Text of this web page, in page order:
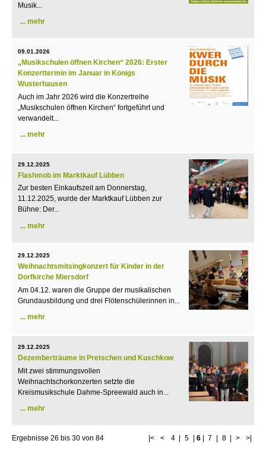
Musik...
mehr
09.01.2026
„Musikschulen öffnen Kirchen“ 2026: Erster
Konzerttermin im Januar in Königs
Wusterhausen
Auch im Jahr 2026 wird die Konzertreihe
„Musikschulen öffnen Kirchen“ fortgeführt und
verwandelt...
mehr
29.12.2025
Flashmob im Marktkauf Lübben
Zur besten Einkaufszeit am Donnerstag,
11.12.2025, wurde der Marktkauf Lübben zur
Bühne: Der...
mehr
29.12.2025
Weihnachtsmitsingkonzert für Kinder in der
Dorfkirche Miersdorf
Am 04.12. waren die Gruppe der musikalischen
Grundausbildung und drei Flötenschülerinnen in...
mehr
29.12.2025
Dezemberträume in Pretschen und Kuschkow
Mit zwei stimmungsvollen
Weihnachtschorkonzerten setzte die
Kreismusikschule Dahme-Spreewald auch in...
mehr
Ergebnisse 26 bis 30 von 84 |< < 4 5 6| 7 8 > >|